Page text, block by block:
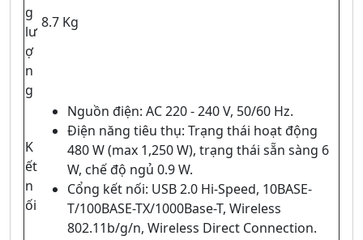
g
lư
ợ
n
g
8.7 Kg
K
ết
n
ối
Nguồn điện: AC 220 - 240 V, 50/60 Hz.
Điện năng tiêu thụ: Trạng thái hoạt động
480 W (max 1,250 W), trạng thái sẵn sàng 6
W, chế độ ngủ 0.9 W.
Cổng kết nối: USB 2.0 Hi-Speed, 10BASE-
T/100BASE-TX/1000Base-T, Wireless
802.11b/g/n, Wireless Direct Connection.